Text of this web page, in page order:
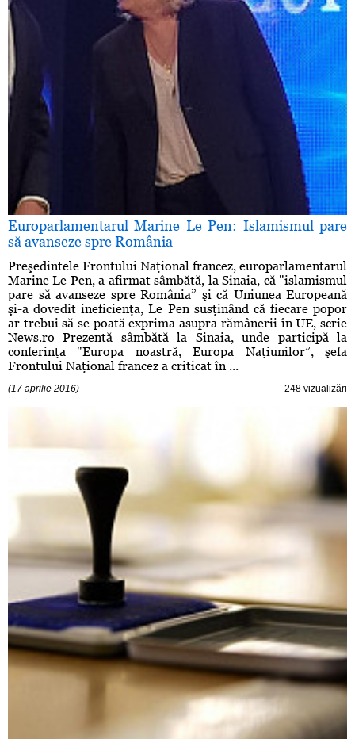
Europarlamentarul Marine Le Pen: Islamismul pare
să avanseze spre România
Preşedintele Frontului Naţional francez, europarlamentarul
Marine Le Pen, a afirmat sâmbătă, la Sinaia, că "islamismul
pare să avanseze spre România” şi că Uniunea Europeană
şi-a dovedit ineficienţa, Le Pen susţinând că fiecare popor
ar trebui să se poată exprima asupra rămânerii în UE, scrie
News.ro Prezentă sâmbătă la Sinaia, unde participă la
conferinţa "Europa noastră, Europa Naţiunilor”, şefa
Frontului Naţional francez a criticat în ...
(17 aprilie 2016) 248 vizualizări